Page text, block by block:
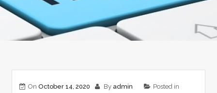
On October 14, 2020 By admin
Posted in